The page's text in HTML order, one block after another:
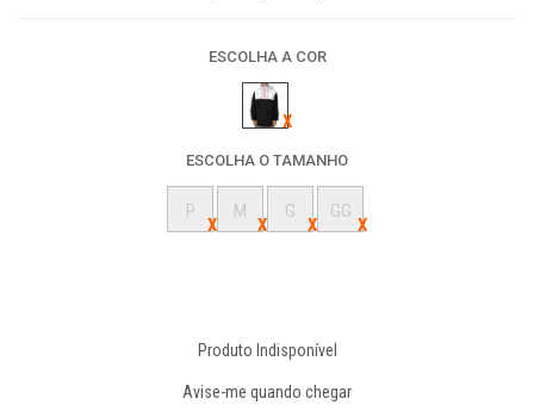
ESCOLHA A COR
ESCOLHA O TAMANHO
P M G GG
Produto Indisponível
Avise-me quando chegar